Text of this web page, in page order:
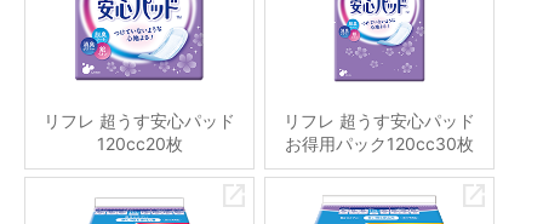
リフレ 超うす安心パッド
120cc20枚
リフレ 超うす安心パッド
お得用パック120cc30枚